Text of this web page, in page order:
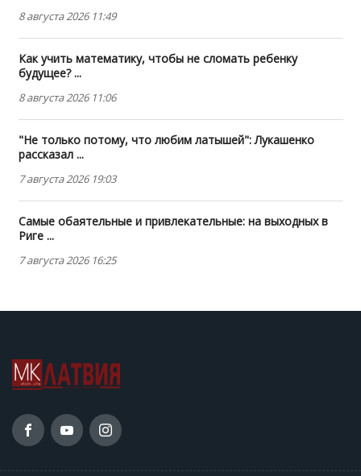
8 августа 2026 11:49
Как учить математику, чтобы не сломать ребенку
будущее? ...
8 августа 2026 11:06
"Не только потому, что любим латышей": Лукашенко
рассказал ...
7 августа 2026 19:03
Самые обаятельные и привлекательные: на выходных в
Риге ...
7 августа 2026 16:25